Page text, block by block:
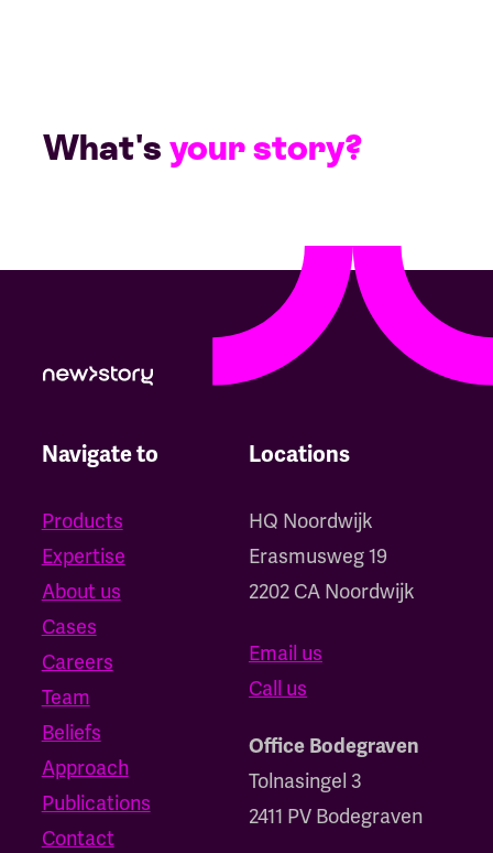
What's your story?
Navigate to
Products
Expertise
About us
Cases
Careers
Team
Beliefs
Approach
Publications
Contact
Locations
HQ Noordwijk
‍Erasmusweg 19
2202 CA Noordwijk
Email us
Call us
Office Bodegraven
Tolnasingel 3
2411 PV Bodegraven